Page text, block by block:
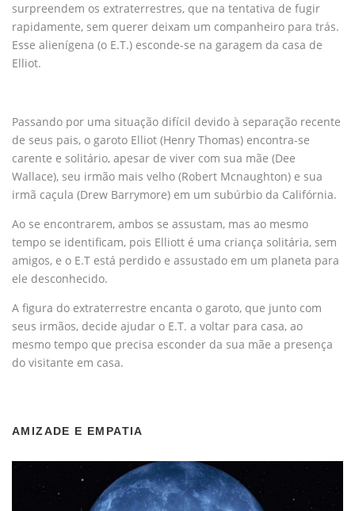
surpreendem os extraterrestres, que na tentativa de fugir
rapidamente, sem querer deixam um companheiro para trás.
Esse alienígena (o E.T.) esconde-se na garagem da casa de
Elliot.
Passando por uma situação difícil devido à separação recente
de seus pais, o garoto Elliot (Henry Thomas) encontra-se
carente e solitário, apesar de viver com sua mãe (Dee
Wallace), seu irmão mais velho (Robert Mcnaughton) e sua
irmã caçula (Drew Barrymore) em um subúrbio da Califórnia.
Ao se encontrarem, ambos se assustam, mas ao mesmo
tempo se identificam, pois Elliott é uma criança solitária, sem
amigos, e o E.T está perdido e assustado em um planeta para
ele desconhecido.
A figura do extraterrestre encanta o garoto, que junto com
seus irmãos, decide ajudar o E.T. a voltar para casa, ao
mesmo tempo que precisa esconder da sua mãe a presença
do visitante em casa.
AMIZADE E EMPATIA